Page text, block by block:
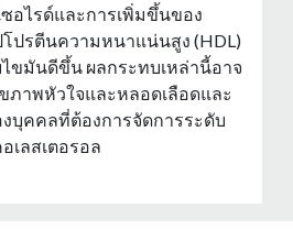
อไรด์และการเพิ่มขึ้นของ
โปรตีนความหนาแน่นสูง (HDL)
ขมันดีขึ้น ผลกระทบเหล่านี้อาจ
ภาพหัวใจและหลอดเลือดและ
บุคคลที่ต้องการจัดการระดับ
เลสเตอรอล